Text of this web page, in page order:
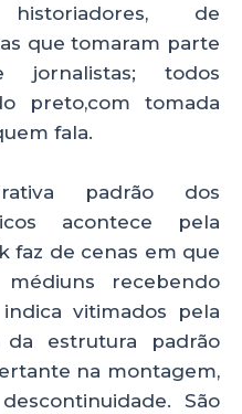
de
que tomaram parte
todos
preto,com tomada
fala.
padrão dos
acontece pela
faz de cenas em que
recebendo
vitimados pela
estrutura padrão
na montagem,
São